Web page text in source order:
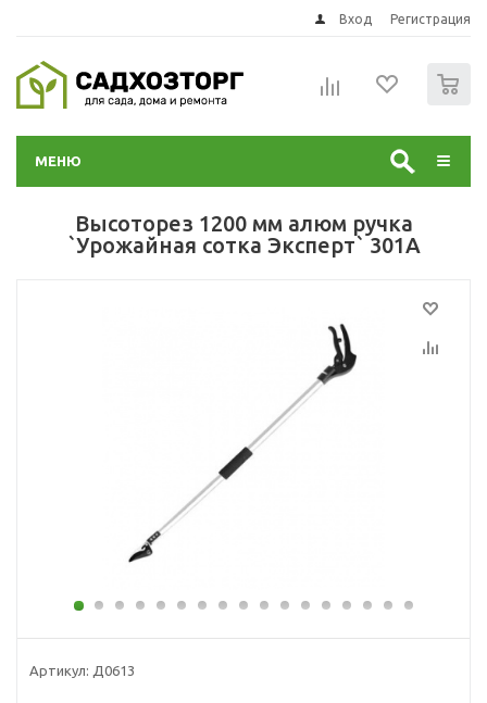
Вход Регистрация
МЕНЮ
Высоторез 1200 мм алюм ручка
`Урожайная сотка Эксперт` 301А
Артикул: Д0613